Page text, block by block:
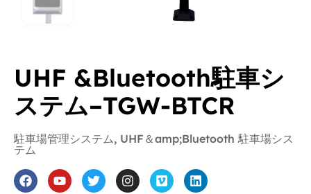
UHF &Bluetooth駐車シ
ステム–TGW-BTCR
駐車場管理システム, UHF＆amp;Bluetooth 駐車場シス
テム